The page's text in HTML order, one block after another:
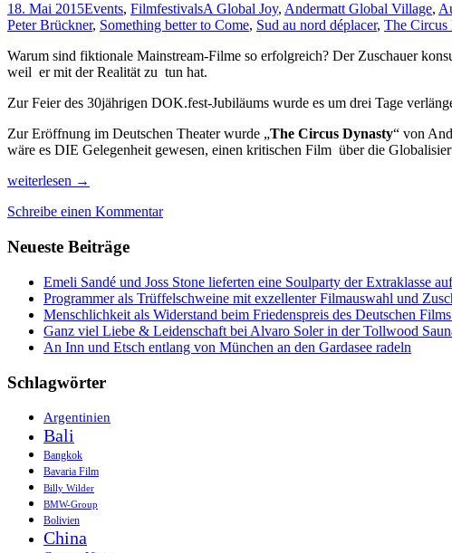
18. Mai 2015Events, FilmfestivalsA Global Joy, Andermatt Global Village,
Peter Brückner, Something better to Come, Sud au nord déplacer, The Circus
Warum sind fiktionale Mainstream-Filme so erfolgreich? Der Zuschauer
weil er mit der Realität zu tun hat.
Zur Feier des 30jährigen DOK.fest-Jubiläums wurde es um drei Tage
Zur Eröffnung im Deutschen Theater wurde „The Circus Dynasty“ von
wäre es DIE Gelegenheit gewesen, einen kritischen Film über die
Bewegende
beim
DOK.fest
weiterlesen →
Schreibe einen Kommentar
Neueste Beiträge
Emeli Sandé und Joss Stone lieferten eine Soulparty der Extraklasse
Programmer als Trüffelschweine mit exzellenter Filmauswahl und
Menschlichkeit als Widerstand beim Friedenspreis des Deutschen
Ganz viel Liebe & Leidenschaft bei Alvaro Soler in der Tollwood
An Inn und Etsch entlang von München an den Gardasee radeln
Schlagwörter
Argentinien
Bali
Bangkok
Bavaria Film
Billy Wilder
BMW-Group
Bolivien
China